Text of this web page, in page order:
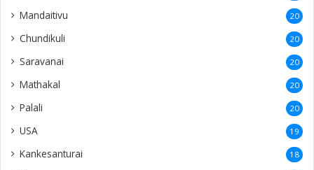
Mandaitivu 20
Chundikuli 20
Saravanai 20
Mathakal 20
Palali 20
USA 19
Kankesanturai 18